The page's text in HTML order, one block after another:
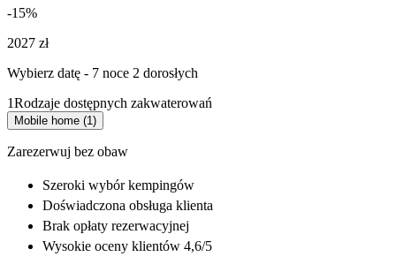
-15%
2027 zł
Wybierz datę - 7 noce 2 dorosłych
1Rodzaje dostępnych zakwaterowań
Mobile home (1)
Zarezerwuj bez obaw
Szeroki wybórkempingów
Doświadczona obsługa klienta
Brak opłaty rezerwacyjnej
Wysokie oceny klientów 4,6/5